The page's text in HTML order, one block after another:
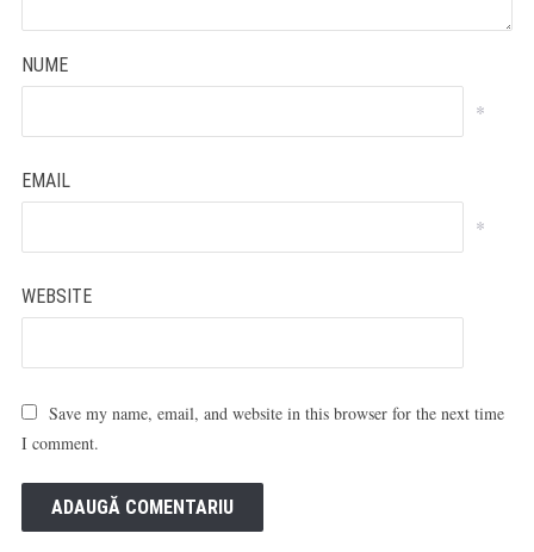
NUME
*
EMAIL
*
WEBSITE
Save my name, email, and website in this browser for the next time
I comment.